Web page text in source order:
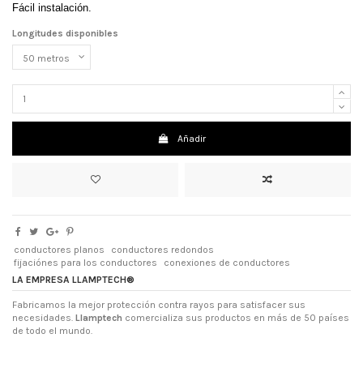
Fácil instalación.
Longitudes disponibles
Añadir
conductores planos
conductores redondos
fijaciónes para los conductores
conexiones de conductores
LA EMPRESA LLAMPTECH®
Fabricamos la mejor protección contra rayos para satisfacer sus
necesidades. Llamptech comercializa sus productos en más de 50 países
de todo el mundo.